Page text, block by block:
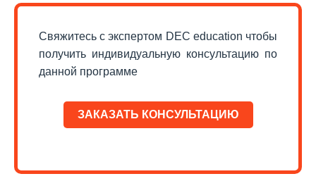
Свяжитесь с экспертом DEC education чтобы
получить индивидуальную консультацию по
данной программе
ЗАКАЗАТЬ КОНСУЛЬТАЦИЮ